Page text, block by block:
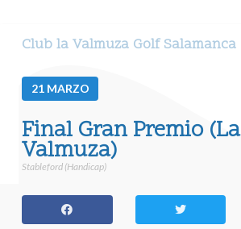
Club la Valmuza Golf Salamanca
21 MARZO
Final Gran Premio (La
Valmuza)
Stableford (Handicap)